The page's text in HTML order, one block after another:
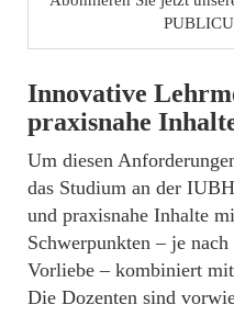
Innovative
praxisnahe
Um diesen
das Studium an der
und praxisnahe Inhalte
Schwerpunkten – je
Vorliebe – kombiniert
Die Dozenten sind